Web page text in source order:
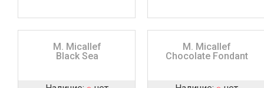
M. Micallef
Black Sea
M. Micallef
Chocolate Fondant